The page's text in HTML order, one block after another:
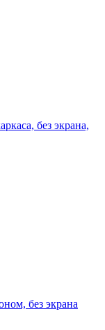
без экрана,
без экрана